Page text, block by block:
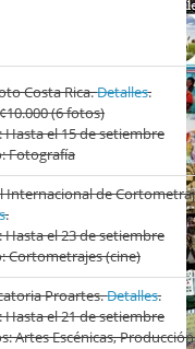
Costa Rica.Detalles.
(6 fotos)
Hasta el 15 de setiembre
Fotografía
Internacional de
.
Hasta el 23 de setiembre
Cortometrajes (cine)
Proartes.Detalles.
Hasta el 21 de setiembre
Artes Escénicas,